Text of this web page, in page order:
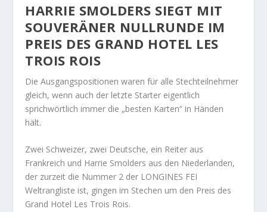
HARRIE SMOLDERS SIEGT MIT
SOUVERÄNER NULLRUNDE IM
PREIS DES GRAND HOTEL LES
TROIS ROIS
Die Ausgangspositionen waren für alle Stechteilnehmer
gleich, wenn auch der letzte Starter eigentlich
sprichwörtlich immer die „besten Karten“ in Händen
hält.
Zwei Schweizer, zwei Deutsche, ein Reiter aus
Frankreich und Harrie Smolders aus den Niederlanden,
der zurzeit die Nummer 2 der LONGINES FEI
Weltrangliste ist, gingen im Stechen um den Preis des
Grand Hotel Les Trois Rois.